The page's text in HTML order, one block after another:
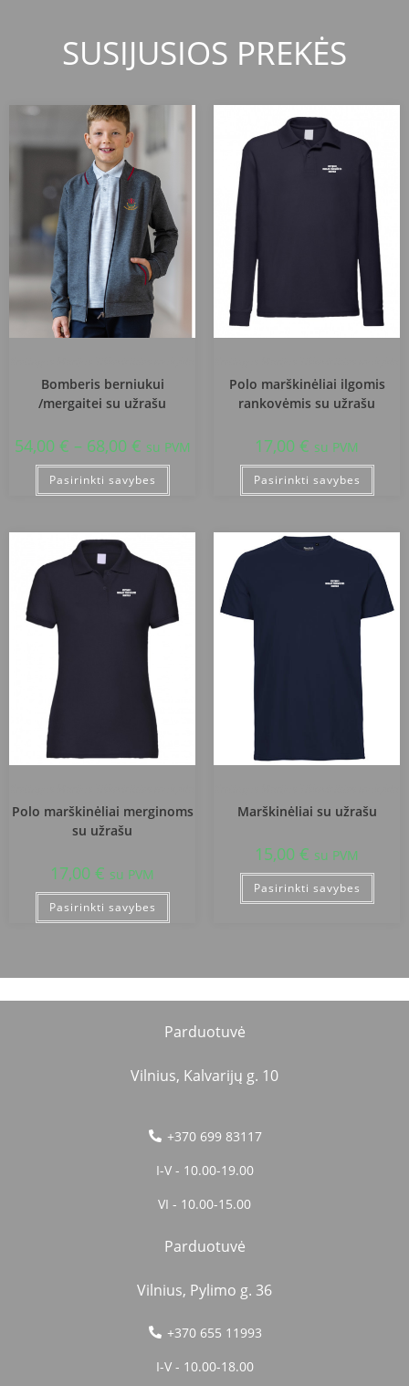
SUSIJUSIOS PREKĖS
Bomberis berniukui
/mergaitei su užrašu
54,00 € – 68,00 € su PVM
Pasirinkti savybes
Polo marškinėliai ilgomis
rankovėmis su užrašu
17,00 € su PVM
Pasirinkti savybes
Polo marškinėliai merginoms
su užrašu
17,00 € su PVM
Pasirinkti savybes
Marškinėliai su užrašu
15,00 € su PVM
Pasirinkti savybes
Parduotuvė
Vilnius, Kalvarijų g. 10
+370 699 83117
I-V - 10.00-19.00
VI - 10.00-15.00
Parduotuvė
Vilnius, Pylimo g. 36
+370 655 11993
I-V - 10.00-18.00